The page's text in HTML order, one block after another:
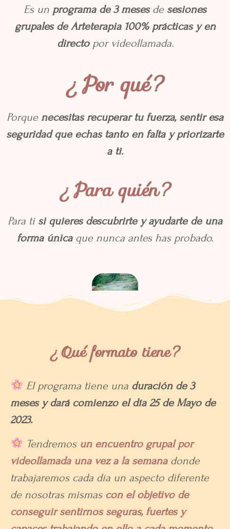
Es un programa de 3 mesesde sesiones
grupales de Arteterapia 100% prácticas y en
directo por videollamada.
¿Por qué?
Porque necesitas recuperar tu fuerza, sentir esa
seguridad que echas tanto en falta y priorizarte
a ti.
¿Para quién?
Para ti si quieres descubrirte y ayudarte de una
forma única que nunca antes has probado.
¿Qué formato tiene?
El programa tiene una duración de 3
meses y dará comienzo el día 25 de Mayo de
2023.
Tendremos un encuentro grupal por
videollamada una vez a la semana donde
trabajaremos cada día un aspecto diferente
de nosotras mismas con el objetivo de
conseguir sentirnos seguras, fuertes y